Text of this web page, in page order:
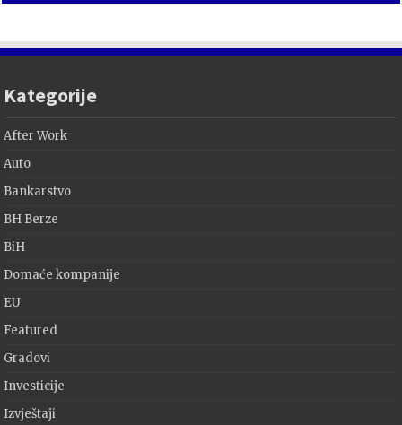
Kategorije
After Work
Auto
Bankarstvo
BH Berze
BiH
Domaće kompanije
EU
Featured
Gradovi
Investicije
Izvještaji